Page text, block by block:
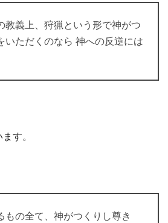
教義上、狩猟という形で神がつ
いただくのなら 神への反逆には
す。
もの全て、神がつくりし尊き